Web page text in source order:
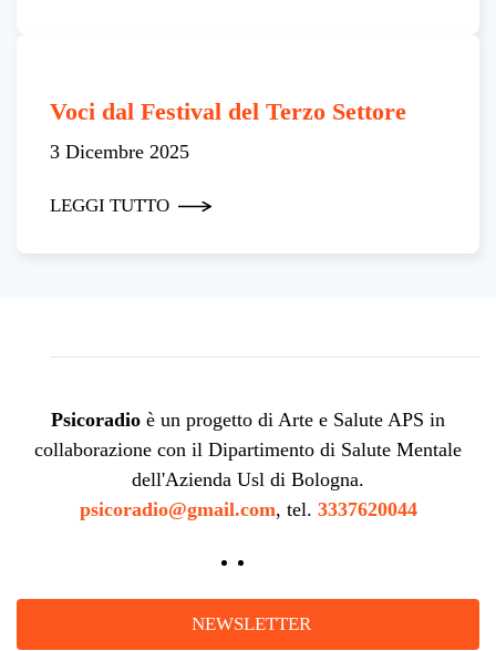
Voci dal Festival del Terzo Settore
3 Dicembre 2025
LEGGI TUTTO
Psicoradio è un progetto di Arte e Salute APS in
collaborazione con il Dipartimento di Salute Mentale
dell'Azienda Usl di Bologna.
psicoradio@gmail.com, tel. 3337620044
NEWSLETTER